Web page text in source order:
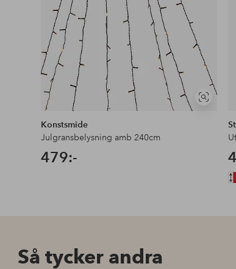
Visa
Konstsmide
Julgransbelysning amb 240cm
479:-
Så tycker andra